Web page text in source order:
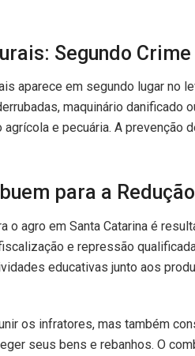
Segundo
aparece em segundo lugar no
maquinário
e pecuária. A
para a
o agro em Santa Catarina é
e repressão
educativas junto aos
os infratores, mas também
seus bens e rebanhos. O